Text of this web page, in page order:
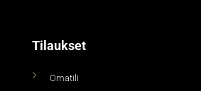
Tilaukset
Omatili